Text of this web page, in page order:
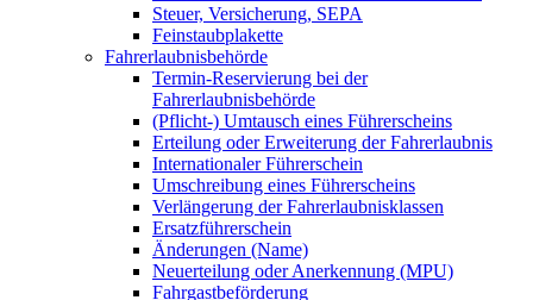
Steuer, Versicherung, SEPA
Feinstaubplakette
Fahrerlaubnisbehörde
Termin-Reservierung bei der
Fahrerlaubnisbehörde
(Pflicht-) Umtausch eines Führerscheins
Erteilung oder Erweiterung der Fahrerlaubnis
Internationaler Führerschein
Umschreibung eines Führerscheins
Verlängerung der Fahrerlaubnisklassen
Ersatzführerschein
Änderungen (Name)
Neuerteilung oder Anerkennung (MPU)
Fahrgastbeförderung